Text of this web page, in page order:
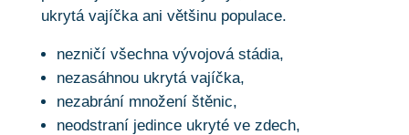
ukrytá vajíčka ani většinu populace.
nezničí všechna vývojová stádia,
nezasáhnou ukrytá vajíčka,
nezabrání množení štěnic,
neodstraní jedince ukryté ve zdech,